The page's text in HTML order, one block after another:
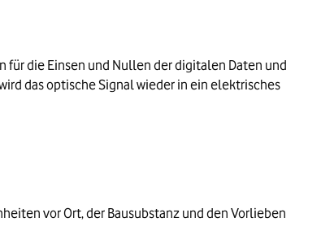
für die Einsen und Nullen der digitalen Daten und
das optische Signal wieder in ein elektrisches
vor Ort, der Bausubstanz und den Vorlieben